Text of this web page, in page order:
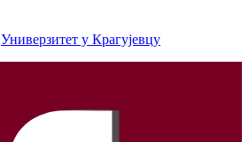
Универзитет у Крагујевцу